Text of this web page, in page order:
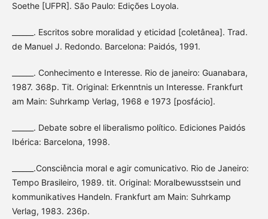
Soethe [UFPR]. São Paulo: Edições Loyola.
______. Escritos sobre moralidad y eticidad [coletânea]. Trad.
de Manuel J. Redondo. Barcelona: Paidós, 1991.
______. Conhecimento e Interesse. Rio de janeiro: Guanabara,
1987. 368p. Tit. Original: Erkenntnis un Interesse. Frankfurt
am Main: Suhrkamp Verlag, 1968 e 1973 [posfácio].
______. Debate sobre el liberalismo político. Ediciones Paidós
Ibérica: Barcelona, 1998.
______.Consciência moral e agir comunicativo. Rio de Janeiro:
Tempo Brasileiro, 1989. tit. Original: Moralbewusstsein und
kommunikatives Handeln. Frankfurt am Main: Suhrkamp
Verlag, 1983. 236p.